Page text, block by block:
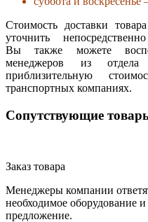
Стоимость доставки
уточнить
Вы также можете
менеджеров из отдела
приблизительную
транспортных компаниях.
Сопутствующие
Заказ товара
Менеджеры компании
необходимое оборудование
предложение.